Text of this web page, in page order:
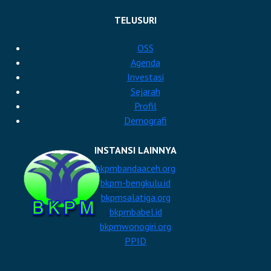
TELUSURI
OSS
Agenda
Investasi
Sejarah
Profil
Demografi
INSTANSI LAINNYA
bkpmbandaaceh.org
bkpm-bengkulu.id
bkpmsalatiga.org
bkpmbabel.id
bkpmwonogiri.org
PPID